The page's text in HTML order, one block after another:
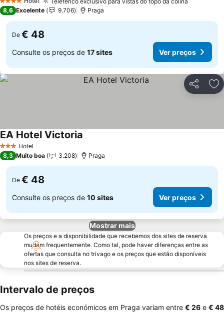
4 Estrelas
8,6 Excelente 9.706 Praga
De € 48
Consulte os preços de 17 sites Ver preços
Partilhar
3 EstrelasHotel
EA Hotel Victoria
8,3 Muito boa 3.208 Praga
De € 48
Consulte os preços de 10 sites Ver preços
Mostrar mais
Os preços e a disponibilidade que recebemos dos sites de reserva
mudam frequentemente. Como tal, pode haver diferenças entre as
ofertas que consulta no trivago e os preços que estão disponíveis
nos sites de reserva.
Intervalo de preços
Os preços de hotéis económicos em Praga variam entre ‎€ 26 e ‎€ 48